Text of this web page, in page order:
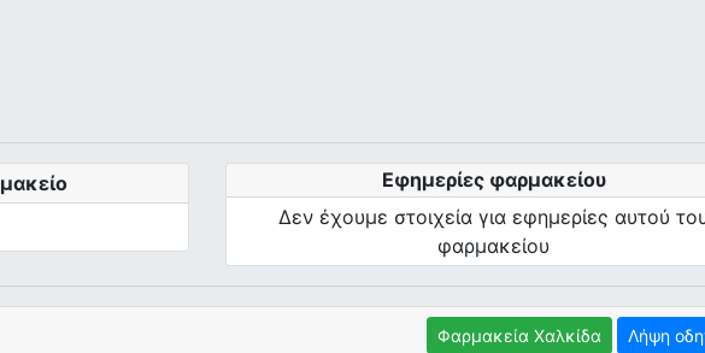
Εφημερίες φαρμακείου
Δεν έχουμε στοιχεία για εφημερίες αυτού
φαρμακείου
Φαρμακεία Χαλκίδα Λήψη